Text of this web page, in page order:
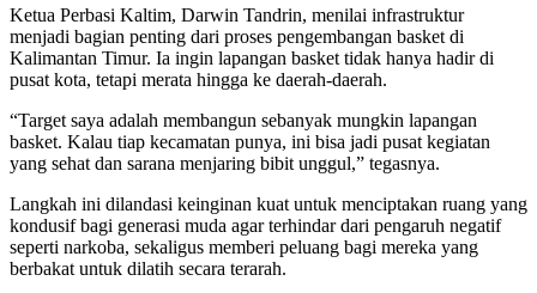
Ketua Perbasi Kaltim, Darwin Tandrin, menilai infrastruktur
menjadi bagian penting dari proses pengembangan basket di
Kalimantan Timur. Ia ingin lapangan basket tidak hanya hadir di
pusat kota, tetapi merata hingga ke daerah-daerah.
“Target saya adalah membangun sebanyak mungkin lapangan
basket. Kalau tiap kecamatan punya, ini bisa jadi pusat kegiatan
yang sehat dan sarana menjaring bibit unggul,” tegasnya.
Langkah ini dilandasi keinginan kuat untuk menciptakan ruang yang
kondusif bagi generasi muda agar terhindar dari pengaruh negatif
seperti narkoba, sekaligus memberi peluang bagi mereka yang
berbakat untuk dilatih secara terarah.